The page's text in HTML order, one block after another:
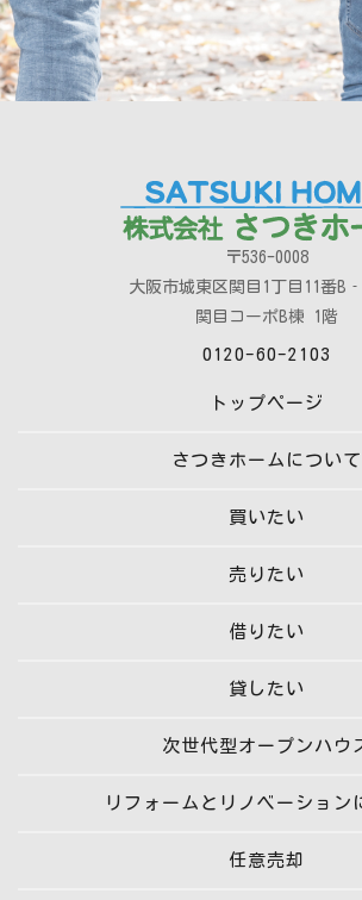
〒536-0008
大阪市城東区関目1丁目11番
関目コーポB棟 1階
0120-60-2103
トップページ
さつきホームについて
買いたい
売りたい
借りたい
貸したい
次世代型オープンハウ
リフォームとリノベーション
任意売却